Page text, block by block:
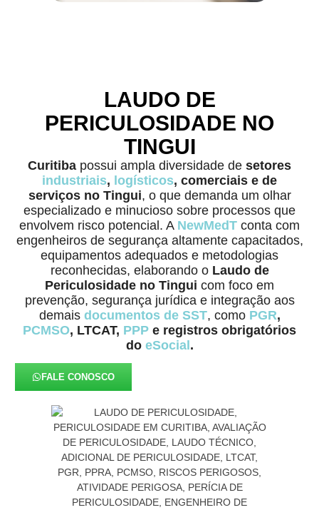
LAUDO DE
PERICULOSIDADE NO
TINGUI
Curitiba possui ampla diversidade de setores
industriais, logísticos, comerciais e de
serviços no Tingui, o que demanda um olhar
especializado e minucioso sobre processos que
envolvem risco potencial. A NewMedT conta com
engenheiros de segurança altamente capacitados,
equipamentos adequados e metodologias
reconhecidas, elaborando o Laudo de
Periculosidade no Tingui com foco em
prevenção, segurança jurídica e integração aos
demais documentos de SST, como PGR,
PCMSO, LTCAT, PPP e registros obrigatórios
do eSocial.
FALE CONOSCO